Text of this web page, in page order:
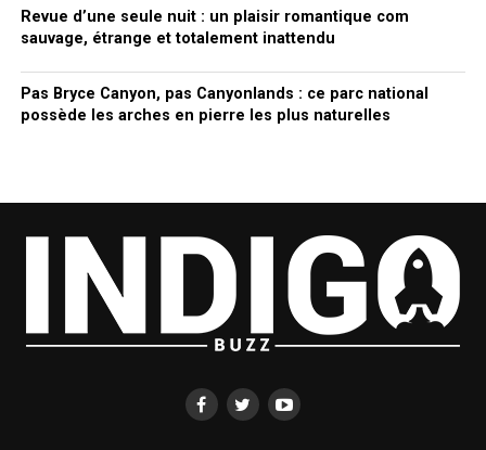
Revue d’une seule nuit : un plaisir romantique com
sauvage, étrange et totalement inattendu
Pas Bryce Canyon, pas Canyonlands : ce parc national
possède les arches en pierre les plus naturelles